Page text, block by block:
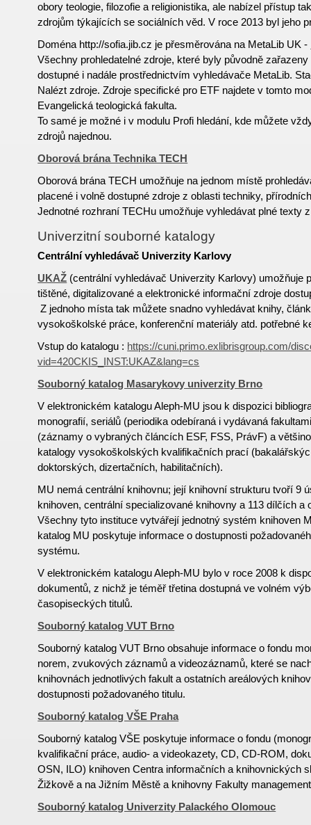
obory teologie, filozofie a religionistika, ale nabízel přístup
zdrojům týkajících se sociálních věd. V roce 2013 byl jeho
Doména http://sofia.jib.cz je přesměrována na MetaLib UK -
Všechny prohledatelné zdroje, které byly původně
dostupné i nadále prostřednictvím vyhledávače MetaLib.
Nalézt zdroje. Zdroje specifické pro ETF najdete v tomto
Evangelická teologická fakulta.
To samé je možné i v modulu Profi hledání, kde můžete
zdrojů najednou.
Oborová brána Technika TECH
Oborová brána TECH umožňuje na jednom místě
placené i volnědostupné zdroje z oblasti techniky,
Jednotné rozhraní TECHu umožňuje vyhledávat plné texty
Univerzitní souborné katalogy
Centrální vyhledávač Univerzity Karlovy
UKAŽ (centrální vyhledávač Univerzity Karlovy) umožňuje
tištěné, digitalizované a elektronické informační zdroje
Z jednoho místa tak můžete snadno vyhledávat knihy,
vysokoškolské práce, konferenční materiály atd. potřebné
Vstup do katalogu : https://cuni.primo.exlibrisgroup.com/
vid=420CKIS_INST:UKAZ&lang=cs
Souborný katalog Masarykovy univerzity Brno
V elektronickém katalogu Aleph-MU jsou k dispozici
monografií, seriálů (periodika odebíraná i vydávaná
(záznamy o vybraných článcích ESF, FSS, PrávF) a
katalogy vysokoškolských kvalifikačních prací
doktorských, dizertačních, habilitačních).
MU nemá centrální knihovnu; její knihovní strukturu tvoří 9
knihoven, centrální specializované knihovny a 113 dílčích a
Všechny tyto instituce vytvářejí jednotný systém knihoven
katalog MU poskytuje informace o dostupnosti
systému.
V elektronickém katalogu Aleph-MU bylo v roce 2008 k
dokumentů, z nichž je téměř třetina dostupná ve volném
časopiseckých titulů.
Souborný katalog VUT Brno
Souborný katalog VUT Brno obsahuje informace o fondu
norem, zvukových záznamů a videozáznamů, které se
knihovnách jednotlivých fakult a ostatních areálových
dostupnosti požadovaného titulu.
Souborný katalog VŠE Praha
Souborný katalog VŠE poskytuje informace o fondu
kvalifikační práce, audio- a videokazety, CD, CD-ROM,
OSN, ILO) knihoven Centra informačních a knihovnických
Žižkově a na Jižním Městě a knihovny Fakulty
Souborný katalog Univerzity Palackého Olomouc